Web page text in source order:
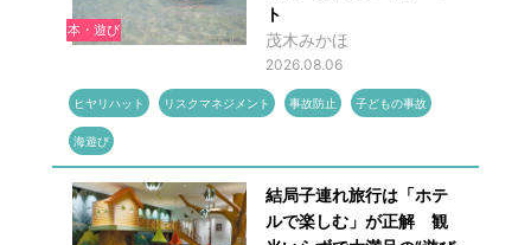
本・遊び
ト
茂木みかほ
2026.08.06
ヒヤリハット リスクマネジメント 事故防止 子どもの事故
海遊び
結局子連れ旅行は「ホテ
ルで楽しむ」が正解 観